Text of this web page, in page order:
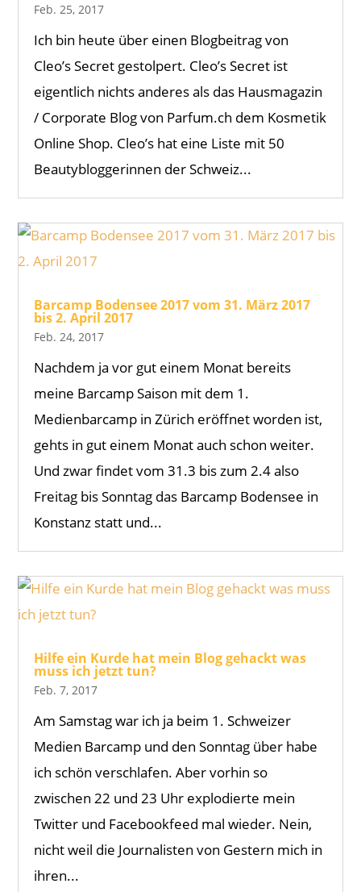
Feb. 25, 2017
Ich bin heute über einen Blogbeitrag von
Cleo’s Secret gestolpert. Cleo’s Secret ist
eigentlich nichts anderes als das Hausmagazin
/ Corporate Blog von Parfum.ch dem Kosmetik
Online Shop. Cleo’s hat eine Liste mit 50
Beautybloggerinnen der Schweiz...
Barcamp Bodensee 2017 vom 31. März 2017
bis 2. April 2017
Feb. 24, 2017
Nachdem ja vor gut einem Monat bereits
meine Barcamp Saison mit dem 1.
Medienbarcamp in Zürich eröffnet worden ist,
gehts in gut einem Monat auch schon weiter.
Und zwar findet vom 31.3 bis zum 2.4 also
Freitag bis Sonntag das Barcamp Bodensee in
Konstanz statt und...
Hilfe ein Kurde hat mein Blog gehackt was
muss ich jetzt tun?
Feb. 7, 2017
Am Samstag war ich ja beim 1. Schweizer
Medien Barcamp und den Sonntag über habe
ich schön verschlafen. Aber vorhin so
zwischen 22 und 23 Uhr explodierte mein
Twitter und Facebookfeed mal wieder. Nein,
nicht weil die Journalisten von Gestern mich in
ihren...